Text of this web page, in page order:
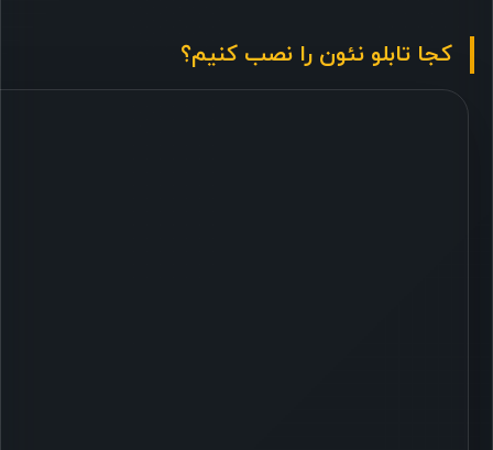
کجا تابلو نئون را نصب کنیم؟